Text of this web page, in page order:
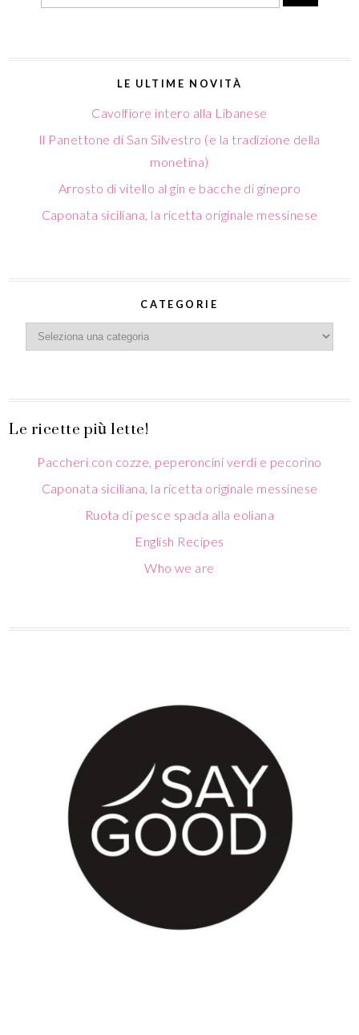
LE ULTIME NOVITÀ
Cavolfiore intero alla Libanese
Il Panettone di San Silvestro (e la tradizione della
monetina)
Arrosto di vitello al gin e bacche di ginepro
Caponata siciliana, la ricetta originale messinese
CATEGORIE
Le ricette più lette!
Paccheri con cozze, peperoncini verdi e pecorino
Caponata siciliana, la ricetta originale messinese
Ruota di pesce spada alla eoliana
English Recipes
Who we are